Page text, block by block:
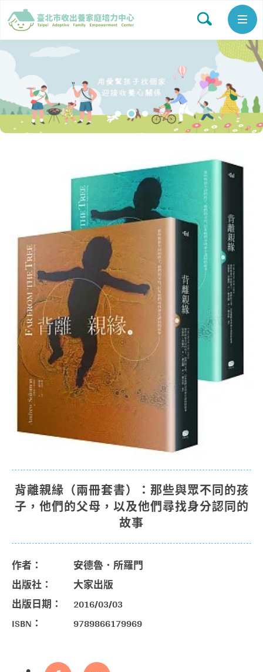
背離親緣（兩冊套書）：那些與眾不同的孩
子，他們的父母，以及他們尋找身分認同的
故事
作者：
安德魯．所羅門
出版社：
大家出版
出版日期：
2016/03/03
ISBN：
9789866179969